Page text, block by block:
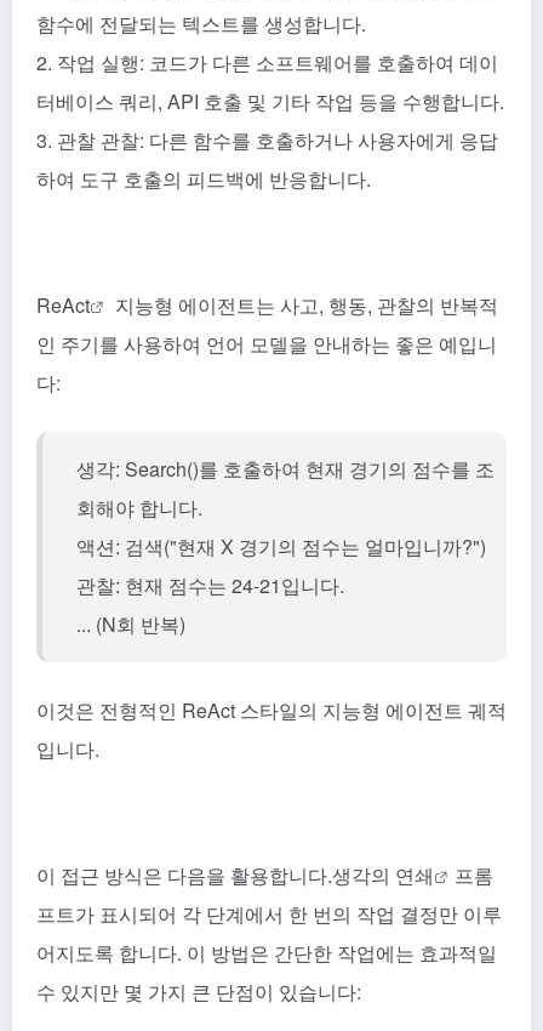
함수에 전달되는 텍스트를 생성합니다.
2. 작업 실행: 코드가 다른 소프트웨어를 호출하여 데이
터베이스 쿼리, API 호출 및 기타 작업 등을 수행합니다.
3. 관찰 관찰: 다른 함수를 호출하거나 사용자에게 응답
하여 도구 호출의 피드백에 반응합니다.
ReAct
지능형 에이전트는 사고, 행동, 관찰의 반복적
인 주기를 사용하여 언어 모델을 안내하는 좋은 예입니
다:
생각: Search()를 호출하여 현재 경기의 점수를 조
회해야 합니다.
액션: 검색("현재 X 경기의 점수는 얼마입니까?")
관찰: 현재 점수는 24-21입니다.
... (N회 반복)
이것은 전형적인 ReAct 스타일의 지능형 에이전트 궤적
입니다.
이 접근 방식은 다음을 활용합니다.생각의 연쇄
프롬
프트가 표시되어 각 단계에서 한 번의 작업 결정만 이루
어지도록 합니다. 이 방법은 간단한 작업에는 효과적일
수 있지만 몇 가지 큰 단점이 있습니다: